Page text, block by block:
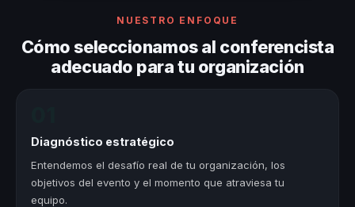
NUESTRO ENFOQUE
Cómo seleccionamos al conferencista
adecuado para tu organización
Diagnóstico estratégico
Entendemos el desafío real de tu organización, los
objetivos del evento y el momento que atraviesa tu
equipo.